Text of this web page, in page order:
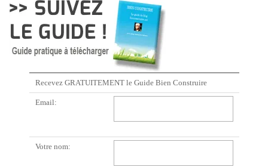
Recevez GRATUITEMENT le Guide Bien Construire
Email:
Votre nom: